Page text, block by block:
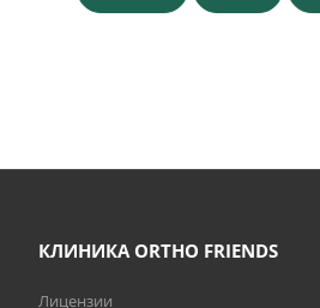
КЛИНИКА ORTHO FRIENDS
Лицензии